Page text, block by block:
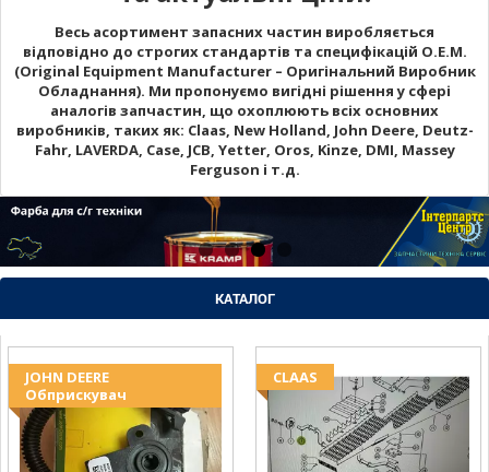
Весь асортимент запасних частин виробляється
відповідно до строгих стандартів та специфікацій O.E.M.
(Original Equipment Manufacturer – Оригінальний Виробник
Обладнання). Ми пропонуємо вигідні рішення у сфері
аналогів запчастин, що охоплюють всіх основних
виробників, таких як: Claas, New Holland, John Deere, Deutz-
Fahr, LAVERDA, Case, JCB, Yetter, Oros, Kinze, DMI, Massey
Ferguson і т.д.
КАТАЛОГ
JOHN DEERE
Обприскувач
CLAAS